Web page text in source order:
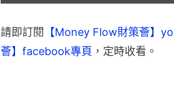
請即訂閱 【Money Flow財策薈】
薈】facebook專頁 ，定時收看。